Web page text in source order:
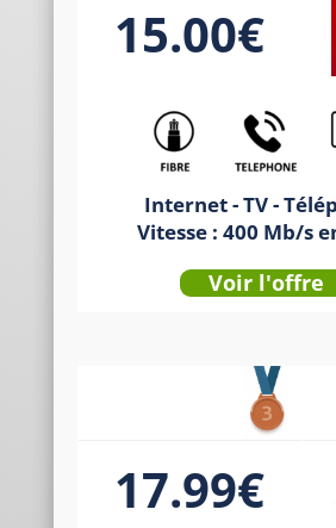
15.00€
Internet - TV -
Vitesse : 400 Mb/s
Voir l'offre
17.99€